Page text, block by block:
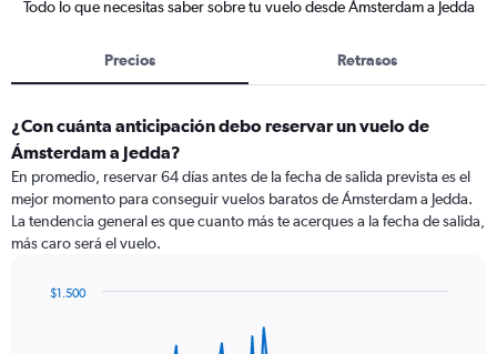
Todo lo que necesitas saber sobre tu vuelo desde Ámsterdam a Jedda
Precios Retrasos
¿Con cuánta anticipación debo reservar un vuelo de
Ámsterdam a Jedda?
En promedio, reservar 64 días antes de la fecha de salida prevista es el
mejor momento para conseguir vuelos baratos de Ámsterdam a Jedda.
La tendencia general es que cuanto más te acerques a la fecha de salida,
más caro será el vuelo.
$1.500